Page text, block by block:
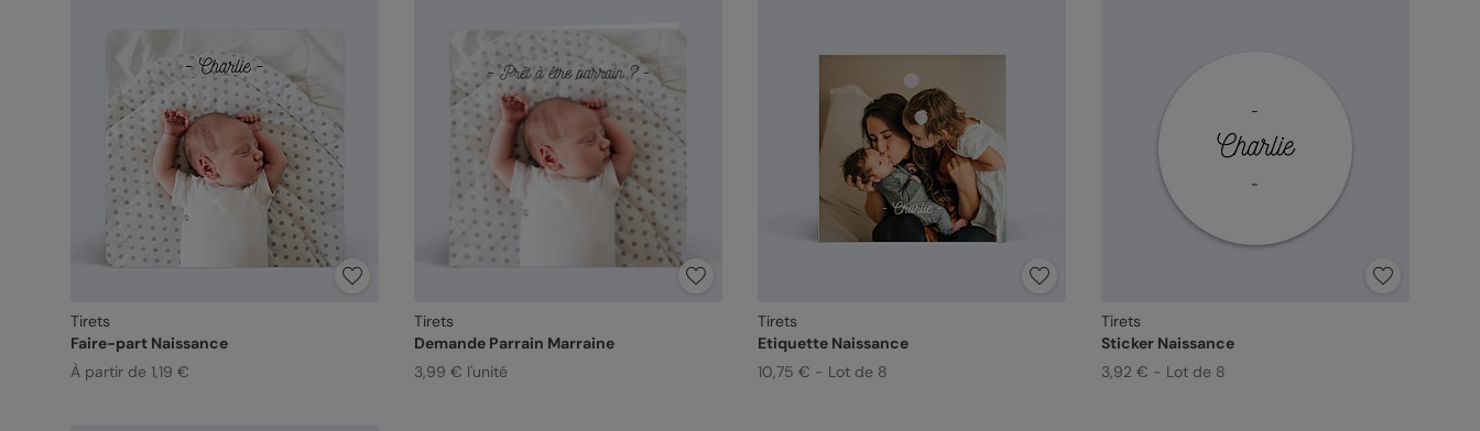
Tirets
Faire-part Naissance
À partir de 1,19 €
Tirets
Demande Parrain Marraine
3,99 € l'unité
Tirets
Etiquette Naissance
10,75 € - Lot de 8
Tirets
Sticker Naissance
3,92 € - Lot de 8